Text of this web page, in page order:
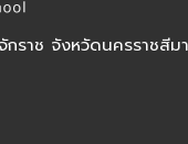
ราช จังหวัดนครราชสี